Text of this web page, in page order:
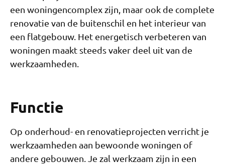
een woningencomplex zijn, maar ook de complete
renovatie van de buitenschil en het interieur van
een flatgebouw. Het energetisch verbeteren van
woningen maakt steeds vaker deel uit van de
werkzaamheden.
Functie
Op onderhoud- en renovatieprojecten verricht je
werkzaamheden aan bewoonde woningen of
andere gebouwen. Je zal werkzaam zijn in een